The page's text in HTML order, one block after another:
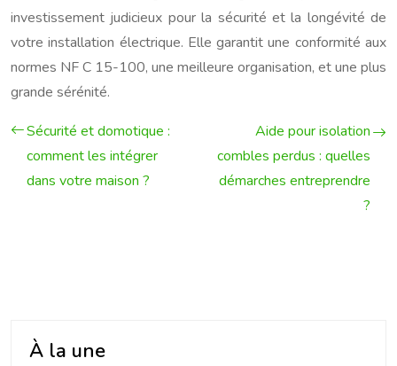
investissement judicieux pour la sécurité et la longévité de
votre installation électrique. Elle garantit une conformité aux
normes NF C 15-100, une meilleure organisation, et une plus
grande sérénité.
Sécurité et domotique :
comment les intégrer
dans votre maison ?
Aide pour isolation
combles perdus : quelles
démarches entreprendre
?
À la une